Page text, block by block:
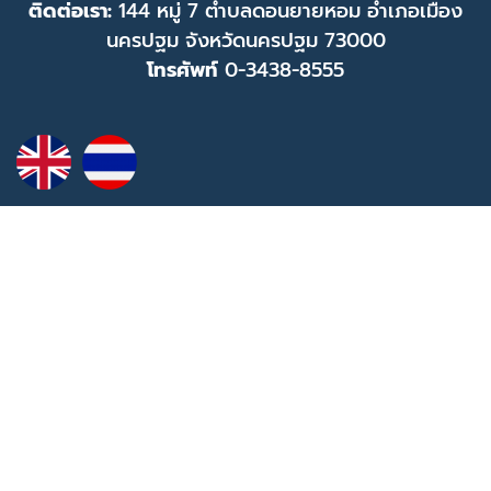
ติดต่อเรา: 144 หมู่ 7 ตำบลดอนยายหอม อำเภอเมือง
นครปฐม จังหวัดนครปฐม 73000
โทรศัพท์ 0-3438-8555